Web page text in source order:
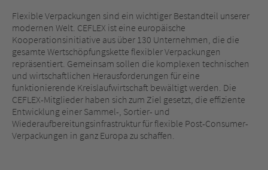
Flexible Verpackungen sind ein wichtiger Bestandteil unserer
modernen Welt. CEFLEX ist eine europäische
Kooperationsinitiative aus über 130 Unternehmen, die die
gesamte Wertschöpfungskette flexibler Verpackungen
repräsentiert. Gemeinsam sollen die komplexen technischen
und wirtschaftlichen Herausforderungen für eine
funktionierende Kreislaufwirtschaft bewältigt werden. Die
CEFLEX-Mitglieder haben sich zum Ziel gesetzt, die effiziente
Entwicklung einer Sammel-, Sortier- und
Wiederaufbereitungsinfrastruktur für flexible Post-Consumer-
Verpackungen in ganz Europa zu schaffen.